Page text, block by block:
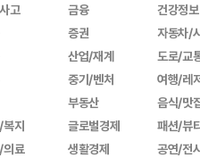
고
지
료
금융
증권
산업/재계
중기/벤처
부동산
글로벌경제
생활경제
건강정보
자동차/
도로/교
여행/레
음식/맛
패션/뷰
공연/전